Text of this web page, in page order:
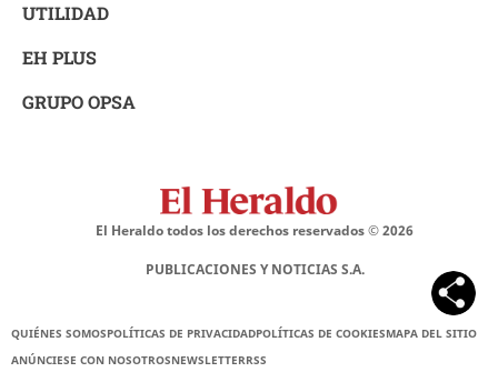
UTILIDAD
EH PLUS
GRUPO OPSA
El Heraldo todos los derechos reservados ©2026
PUBLICACIONES Y NOTICIAS S.A.
QUIÉNES SOMOSPOLÍTICAS DE PRIVACIDADPOLÍTICAS DE COOKIESMAPA DEL SITIO
ANÚNCIESE CON NOSOTROSNEWSLETTERRSS